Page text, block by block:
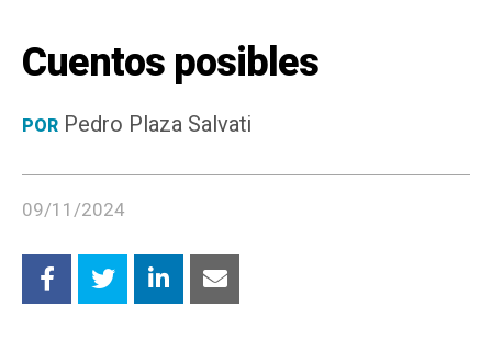
Cuentos posibles
POR Pedro Plaza Salvati
09/11/2024